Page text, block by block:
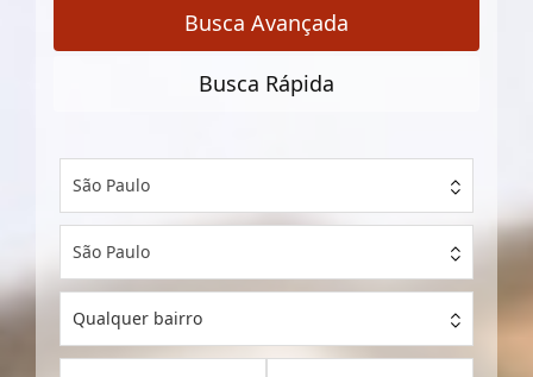
Busca Avançada
Busca Rápida
São Paulo
São Paulo
Qualquer bairro